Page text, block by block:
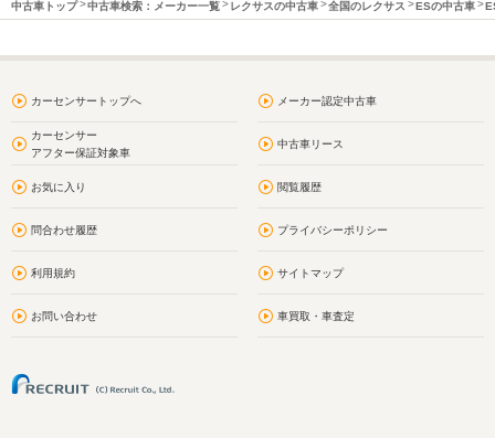
中古車トップ 中古車検索：メーカー一覧 レクサスの中古車 全国のレクサス ESの中古車
カーセンサートップへ メーカー認定中古車
カーセンサー
アフター保証対象車
中古車リース
お気に入り 閲覧履歴
問合わせ履歴 プライバシーポリシー
利用規約 サイトマップ
お問い合わせ 車買取・車査定